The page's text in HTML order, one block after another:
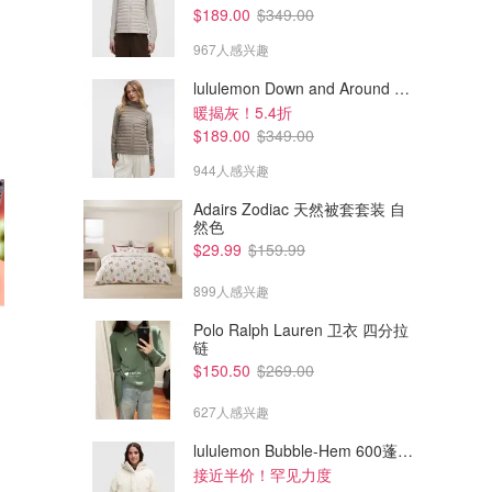
$28.00
Just Caught 南方风味无须鳕鱼
$1.63 $3.25
$189.00 $349.00
967人感兴趣
lululemon Down and Around 羽绒夹克
暖揭灰！5.4折
$189.00 $349.00
944人感兴趣
Adairs Zodiac 天然被套套装 自
然色
$29.99 $159.99
899人感兴趣
Polo Ralph Lauren 卫衣 四分拉
链
$150.50 $269.00
627人感兴趣
lululemon Bubble-Hem 600蓬松羽绒夹克
接近半价！罕见力度